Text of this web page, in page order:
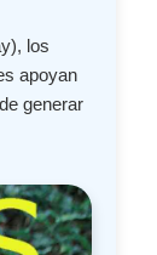
los
apoyan
generar